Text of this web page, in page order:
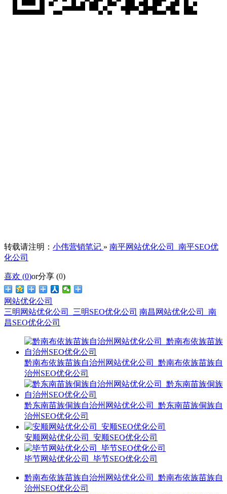
转载请注明： 小伟营销笔记 » 南平网站优化公司_南平SEO优
化公司
喜欢 (0)or分享 (0)
网站优化公司
三明网站优化公司_三明SEO优化公司 南昌网站优化公司_南
昌SEO优化公司
黔南布依族苗族自治州网站优化公司_黔南布依族苗族自
治州SEO优化公司
黔东南苗族侗族自治州网站优化公司_黔东南苗族侗族自
治州SEO优化公司
安顺网站优化公司_安顺SEO优化公司
毕节网站优化公司_毕节SEO优化公司
黔南布依族苗族自治州网站优化公司_黔南布依族苗族自
治州SEO优化公司